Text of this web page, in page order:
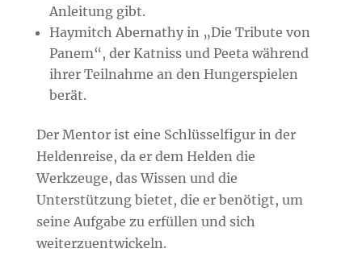
Anleitung gibt.
Haymitch Abernathy in „Die Tribute von
Panem“, der Katniss und Peeta während
ihrer Teilnahme an den Hungerspielen
berät.
Der Mentor ist eine Schlüsselfigur in der
Heldenreise, da er dem Helden die
Werkzeuge, das Wissen und die
Unterstützung bietet, die er benötigt, um
seine Aufgabe zu erfüllen und sich
weiterzuentwickeln.